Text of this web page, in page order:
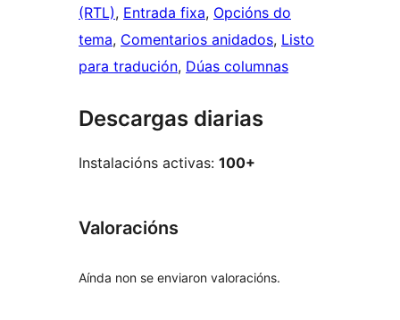
(RTL), Entrada fixa, Opcións do
tema, Comentarios anidados, Listo
para tradución, Dúas columnas
Descargas diarias
Instalacións activas: 100+
Valoracións
Aínda non se enviaron valoracións.